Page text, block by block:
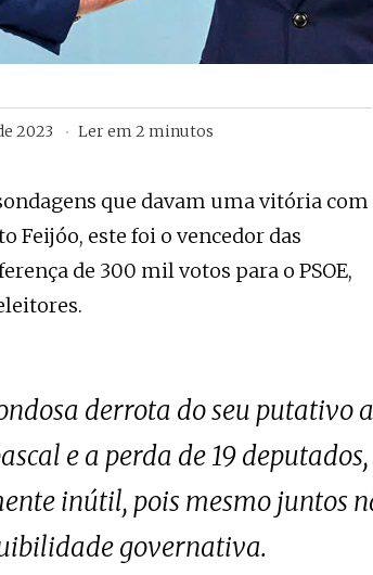
2023 Ler em 2 minutos
que davam uma vitória com
Feijóo, este foi o vencedor das
de 300 mil votos para o PSOE,
derrota do seu putativo
e a perda de 19
inútil, pois mesmo juntos
governativa.